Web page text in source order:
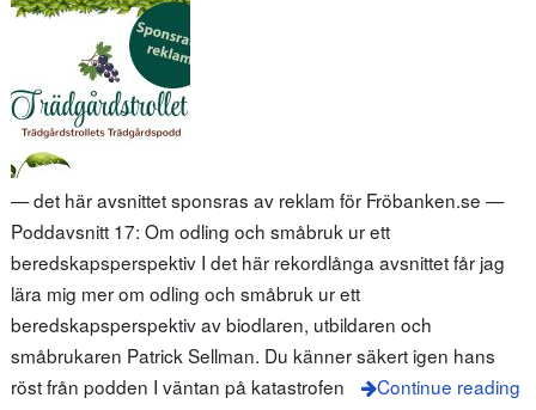
— det här avsnittet sponsras av reklam för Fröbanken.se —
Poddavsnitt 17: Om odling och småbruk ur ett
beredskapsperspektiv I det här rekordlånga avsnittet får jag
lära mig mer om odling och småbruk ur ett
beredskapsperspektiv av biodlaren, utbildaren och
småbrukaren Patrick Sellman. Du känner säkert igen hans
röst från podden I väntan på katastrofen
Continue reading